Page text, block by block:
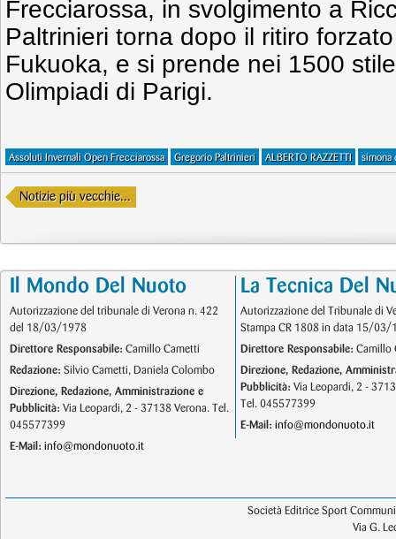
Frecciarossa, in svolgimento a
Paltrinieri torna dopo il ritiro
Fukuoka, e si prende nei 1500
Olimpiadi di Parigi.
Assoluti Invernali Open Frecciarossa Gregorio Paltrinieri ALBERTO RAZZETTI simona
Notizie più vecchie...
Il Mondo Del Nuoto
Autorizzazione del tribunale di Verona n. 422
del 18/03/1978
Direttore Responsabile: Camillo Cametti
Redazione: Silvio Cametti, Daniela Colombo
Direzione, Redazione, Amministrazione e
Pubblicità: Via Leopardi, 2 - 37138 Verona. Tel.
045577399
E-Mail: info@mondonuoto.it
La Tecnica Del
Autorizzazione del Tribunale di
Stampa CR 1808 in data 15/03/
Direttore Responsabile: Camillo
Direzione, Redazione,
Pubblicità: Via Leopardi, 2 -
Tel. 045577399
E-Mail: info@mondonuoto.it
Società Editrice Sport
Via G.